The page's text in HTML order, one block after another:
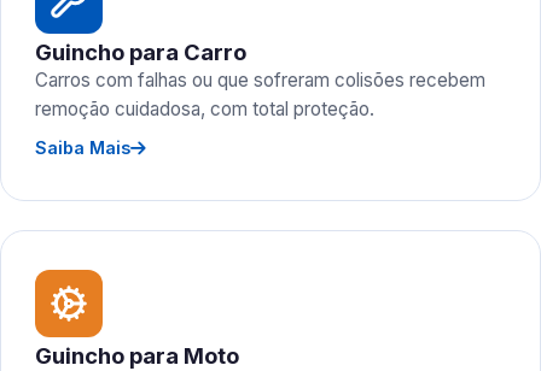
Guincho para Carro
Carros com falhas ou que sofreram colisões recebem
remoção cuidadosa, com total proteção.
Saiba Mais
Guincho para Moto